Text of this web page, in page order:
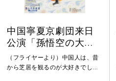
中国寧夏京劇団来日
公演「孫悟空の大冒
険」
（フライヤーより）中国人は、昔
から芝居を観るのが大好きでし